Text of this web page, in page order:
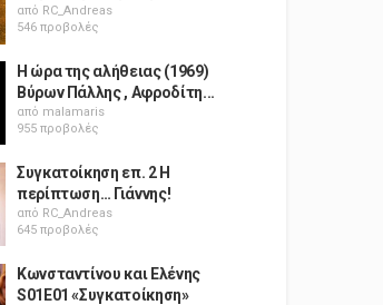
από RC_Andreas
546 προβολές
Η ώρα της αλήθειας (1969)
Βύρων Πάλλης , Αφροδίτη...
από malamaris
955 προβολές
Συγκατοίκηση επ. 2 Η
περίπτωση… Γιάννης!
από RC_Andreas
645 προβολές
Κωνσταντίνου και Ελένης
S01E01 «Συγκατοίκηση»